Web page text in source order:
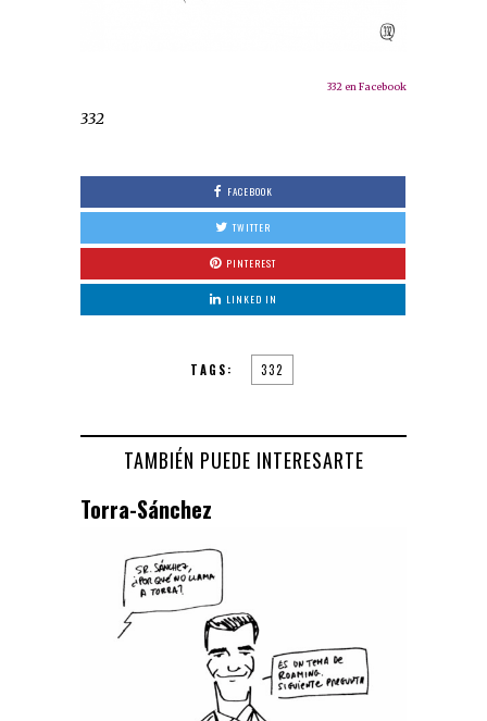
332 en Facebook
332
FACEBOOK
TWITTER
PINTEREST
LINKED IN
TAGS: 332
TAMBIÉN PUEDE INTERESARTE
Torra-Sánchez